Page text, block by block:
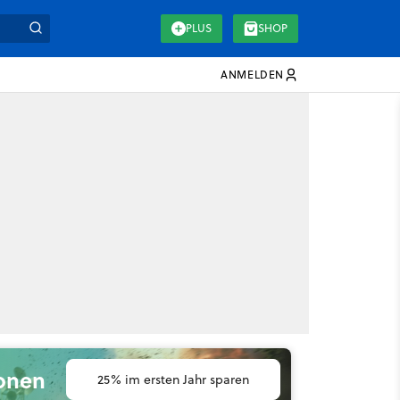
PLUS SHOP
ANMELDEN
25% im ersten Jahr sparen